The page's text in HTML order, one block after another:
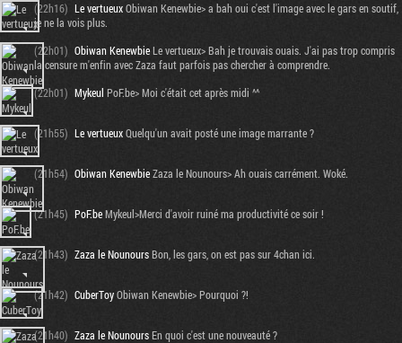
(22h16) Le vertueuxObiwan Kenewbie> a bah oui c'est l'image avec le gars en soutif,
je ne la vois plus.
(22h01) Obiwan KenewbieLe vertueux> Bah je trouvais ouais. J'ai pas trop compris
la censure m'enfin avec Zaza faut parfois pas chercher à comprendre.
(22h01) Mykeul PoF.be> Moi c'était cet après midi ^^
(21h55) Le vertueuxQuelqu'un avait posté une image marrante ?
(21h54) Obiwan KenewbieZaza le Nounours> Ah ouais carrément. Woké.
(21h45) PoF.beMykeul>Merci d'avoir ruiné ma productivité ce soir !
(21h43) Zaza le NounoursBon, les gars, on est pas sur 4chan ici.
(21h42) CuberToyObiwan Kenewbie> Pourquoi ?!
(21h40) Zaza le NounoursEn quoi c'est une nouveauté ?